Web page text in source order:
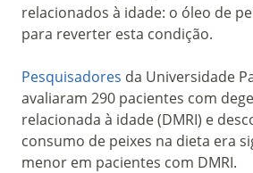
relacionados à idade: o óleo de
para reverter esta condição.
Pesquisadores da Universidade
avaliaram 290 pacientes com
relacionada à idade (DMRI) e
consumo de peixes na dieta era
menor em pacientes com DMRI.